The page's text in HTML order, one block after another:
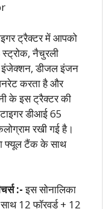
ट्रैक्टर में आपको
नैचुरली
इंजेक्शन, डीजल इंजन
करता है और
के इस ट्रैक्टर की
डीआई 65
रखी गई है।
फ्यूल टैंक के साथ
:-इस सोनालिका
12 फॉरवर्ड + 12